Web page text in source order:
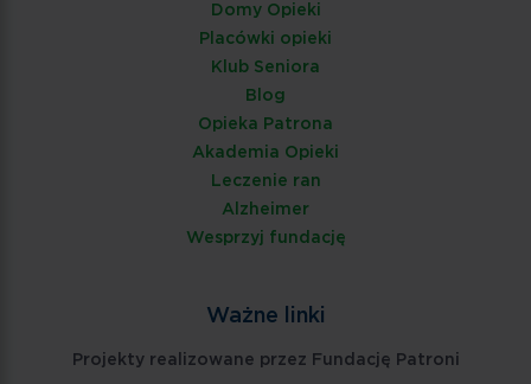
Domy Opieki
Placówki opieki
Klub Seniora
Blog
Opieka Patrona
Akademia Opieki
Leczenie ran
Alzheimer
Wesprzyj fundację
Ważne linki
Projekty realizowane przez Fundację Patroni